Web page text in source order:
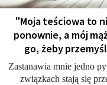
"Moja teściowa to
ponownie, a mój
go, żeby
Zastanawia mnie jedno
związkach stają się